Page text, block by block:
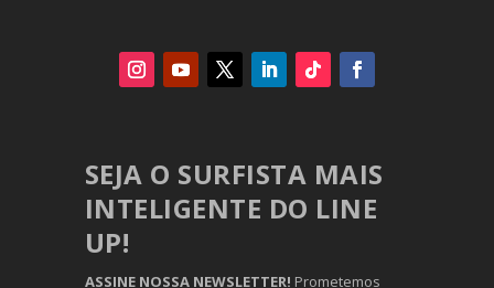
SEJA O SURFISTA MAIS
INTELIGENTE DO LINE
UP!
ASSINE NOSSA NEWSLETTER! Prometemos